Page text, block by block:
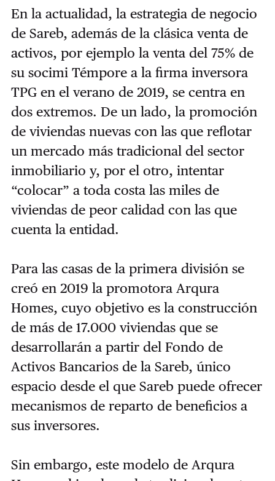
En la actualidad, la estrategia de negocio
de Sareb, además de la clásica venta de
activos, por ejemplo la venta del 75% de
su socimi Témpore a la firma inversora
TPG en el verano de 2019, se centra en
dos extremos. De un lado, la promoción
de viviendas nuevas con las que reflotar
un mercado más tradicional del sector
inmobiliario y, por el otro, intentar
“colocar” a toda costa las miles de
viviendas de peor calidad con las que
cuenta la entidad.
Para las casas de la primera división se
creó en 2019 la promotora Arqura
Homes, cuyo objetivo es la construcción
de más de 17.000 viviendas que se
desarrollarán a partir del Fondo de
Activos Bancarios de la Sareb, único
espacio desde el que Sareb puede ofrecer
mecanismos de reparto de beneficios a
sus inversores.
Sin embargo, este modelo de Arqura